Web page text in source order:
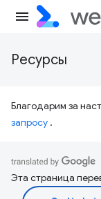
Ресурсы
Благодарим за
запросу .
Эта страница